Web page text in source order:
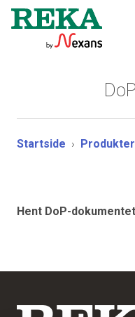
Startside Produkter
Hent DoP-